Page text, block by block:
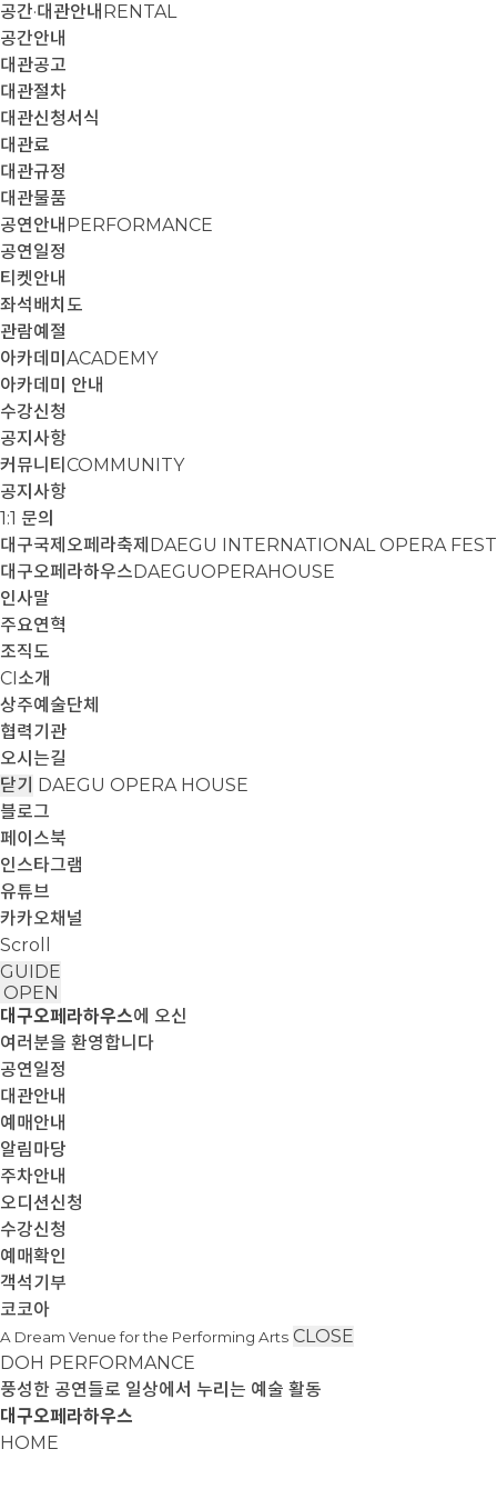
공간·대관안내 RENTAL
공간안내
대관공고
대관절차
대관신청서식
대관료
대관규정
대관물품
공연안내 PERFORMANCE
공연일정
티켓안내
좌석배치도
관람예절
아카데미 ACADEMY
아카데미 안내
수강신청
공지사항
커뮤니티 COMMUNITY
공지사항
1:1 문의
대구국제오페라축제 DAEGU INTERNATIONAL OPERA
대구오페라하우스DAEGUOPERAHOUSE
인사말
주요연혁
조직도
CI소개
상주예술단체
협력기관
오시는길
닫기 DAEGU OPERA HOUSE
블로그
페이스북
인스타그램
유튜브
카카오채널
Scroll
GUIDE
OPEN
대구오페라하우스에 오신
여러분을 환영합니다
공연일정
대관안내
예매안내
알림마당
주차안내
오디션신청
수강신청
예매확인
객석기부
코코아
A Dream Venue for the Performing Arts CLOSE
DOH PERFORMANCE
풍성한 공연들로 일상에서 누리는 예술 활동
대구오페라하우스
HOME